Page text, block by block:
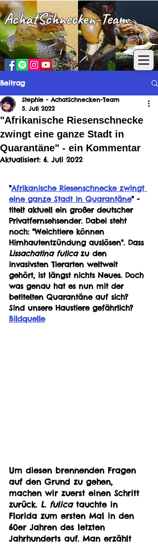
AchatSchnecken-Team
Beitrag
"Afrikanische Riesenschnecke
zwingt eine ganze Stadt in
Quarantäne" - ein Kommentar
Stephie - AchatSchnecken-Team
5. Juli 2022
Aktualisiert: 6. Juli 2022
"Afrikanische Riesenschnecke zwingt
eine ganze Stadt in Quarantäne" -
titelt aktuell ein großer deutscher
Privatfernsehsender. Dabei steht
noch: "Weichtiere können
Hirnhautentzündung auslösen". Dass
Lissachatina fulica zu den
invasivsten Tierarten weltweit
gehört, ist längst nichts Neues. Doch
was genau hat es nun mit der
betitelten Quarantäne auf sich?
Sind unsere Haustiere gefährlich?
Bildquelle
Um diesen brennenden Fragen
auf den Grund zu gehen,
machen wir zuerst einen Schritt
zurück. L. fulica tauchte in
Florida zum ersten Mal in den
60er Jahren des letzten
Jahrhunderts auf. Man erzählt